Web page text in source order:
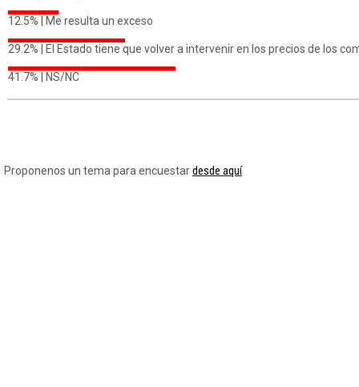
12.5% | Me resulta un exceso
29.2% | El Estado tiene que volver a intervenir en los precios de los
41.7% | NS/NC
Proponenos un tema para encuestardesde aquí